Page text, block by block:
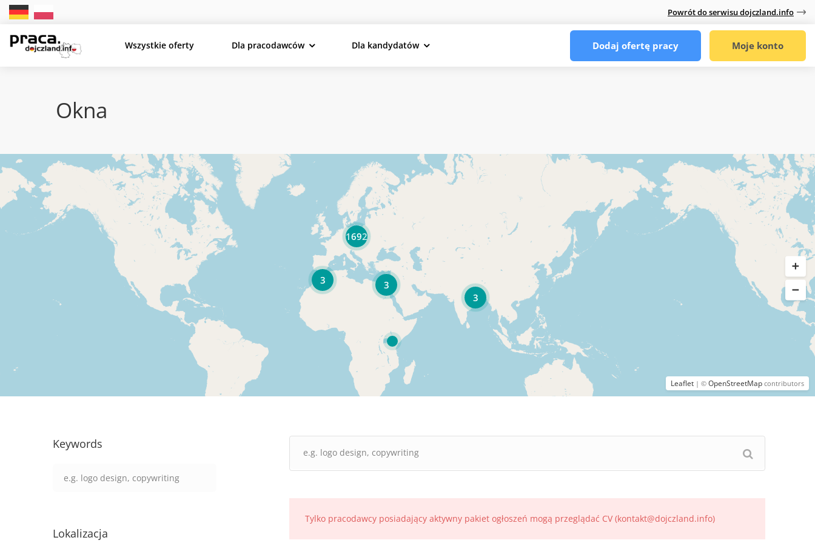
Powrót do serwisu dojczland.info
Wszystkie oferty Dla pracodawców Dla kandydatów Dodaj ofertę pracy Moje konto
Okna
3
3
3
1692
Leaflet | © OpenStreetMap contributors
Keywords
Lokalizacja
Tylko pracodawcy posiadający aktywny pakiet ogłoszeń mogą przeglądać CV (kontakt@dojczland.info)